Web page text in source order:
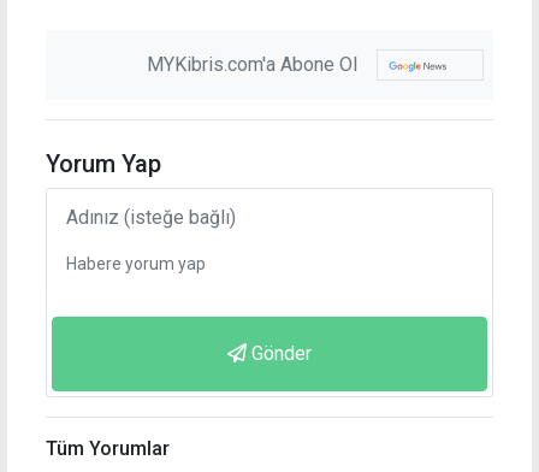
MYKibris.com'a Abone Ol
Yorum Yap
Gönder
Tüm Yorumlar